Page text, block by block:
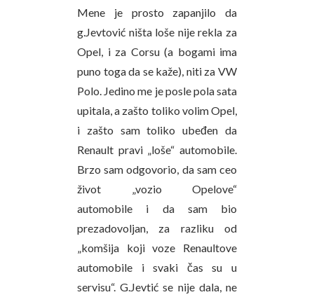
Mene je prosto zapanjilo da
g.Jevtović ništa loše nije rekla za
Opel, i za Corsu (a bogami ima
puno toga da se kaže), niti za VW
Polo. Jedino me je posle pola sata
upitala, a zašto toliko volim Opel,
i zašto sam toliko ubeđen da
Renault pravi „loše“ automobile.
Brzo sam odgovorio, da sam ceo
život „vozio Opelove“
automobile i da sam bio
prezadovoljan, za razliku od
„komšija koji voze Renaultove
automobile i svaki čas su u
servisu“. G.Jevtić se nije dala, ne